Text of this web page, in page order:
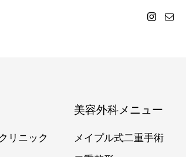
リニック
美容外科メニュー
メイプル式二重手術